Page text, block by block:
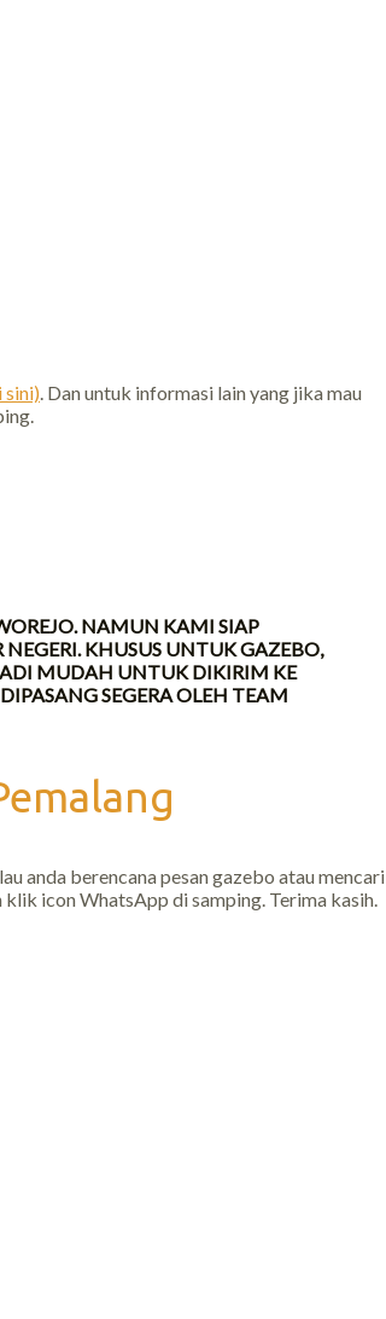
. Dan untuk informasi lain yang jika mau
NAMUN KAMI SIAP
KHUSUS UNTUK GAZEBO,
MUDAH UNTUK DIKIRIM KE
SEGERA OLEH TEAM
anda berencana pesan gazebo atau mencari
icon WhatsApp di samping. Terima kasih.